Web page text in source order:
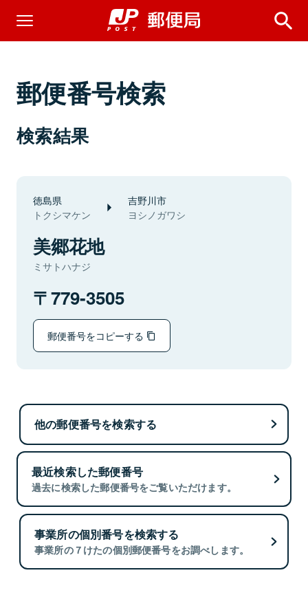
郵便番号検索
検索結果
徳島県
トクシマケン
吉野川市
ヨシノガワシ
美郷花地
ミサトハナジ
779-3505
郵便番号をコピーする
他の郵便番号を検索する
最近検索した郵便番号
過去に検索した郵便番号をご覧いただけます。
事業所の個別番号を検索する
事業所の７けたの個別郵便番号をお調べします。